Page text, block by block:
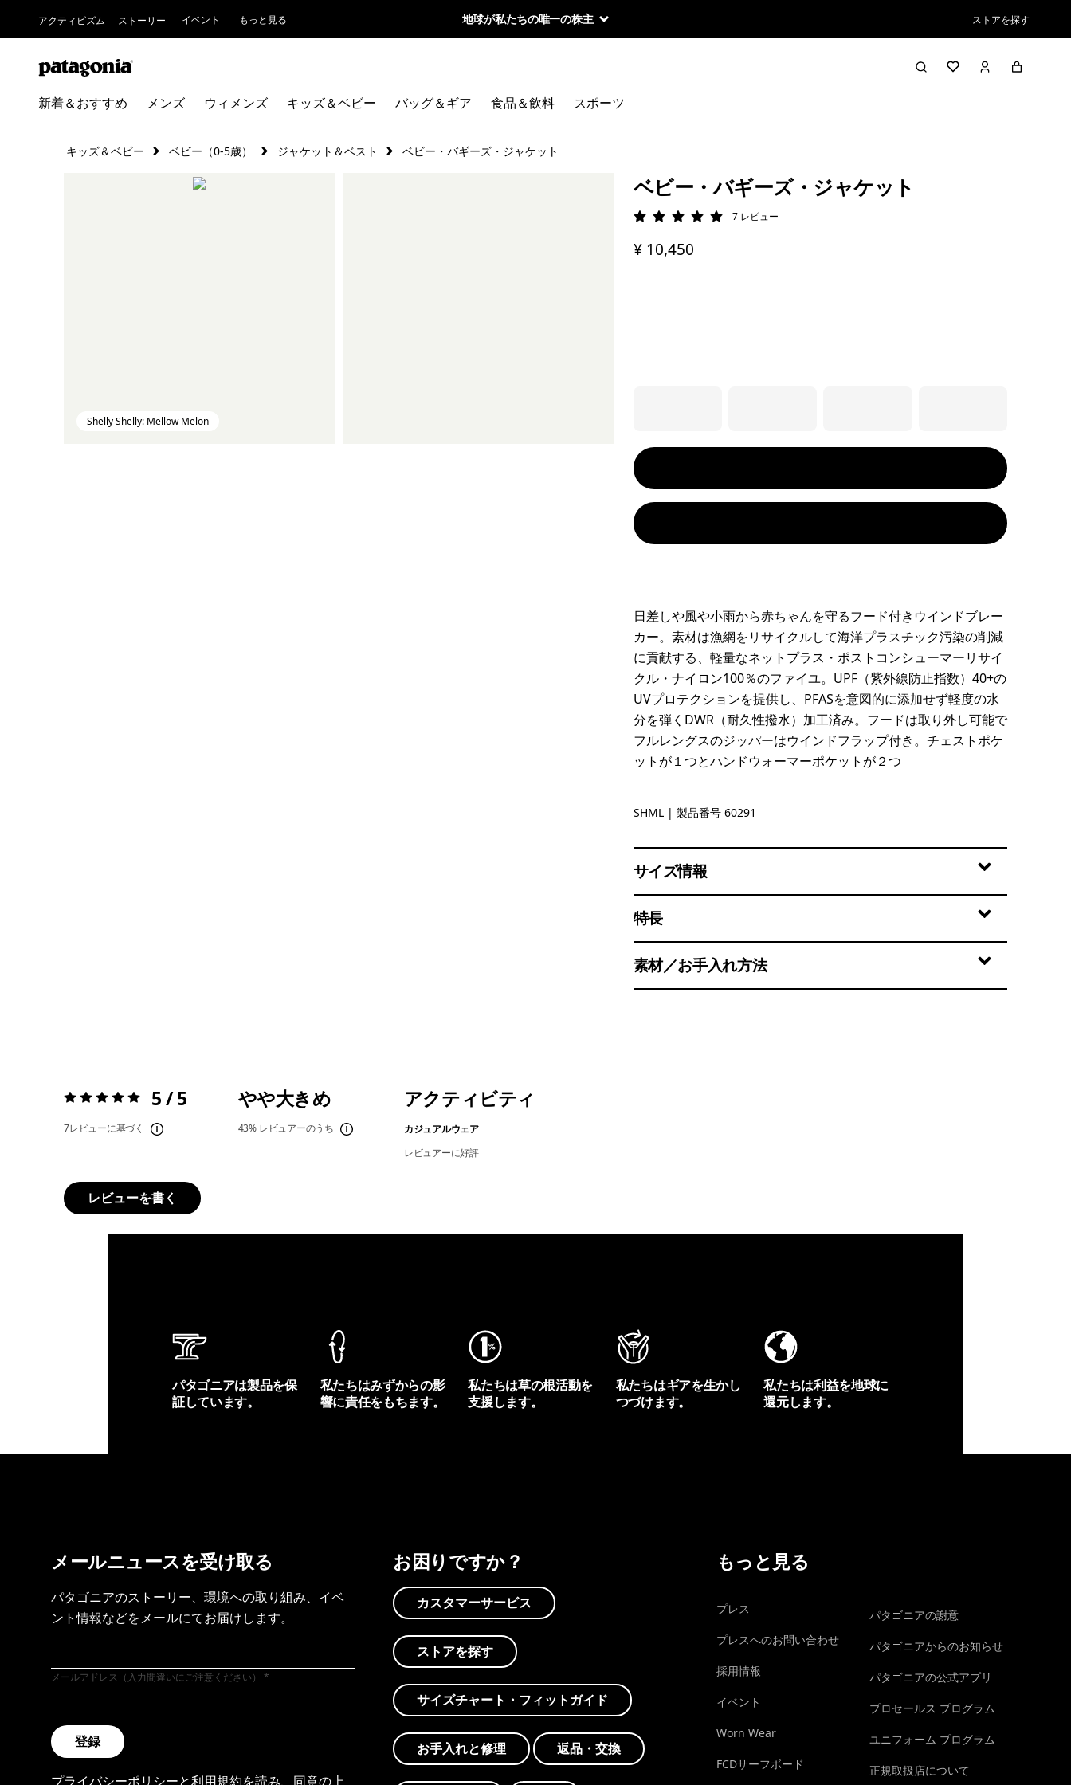
アクティビズム ストーリー イベント もっと見る 地球が私たちの唯一の株主 ストアを探す
新着＆おすすめ メンズ ウィメンズ キッズ＆ベビー バッグ＆ギア 食品＆飲料 スポーツ
キッズ＆ベビー ベビー（0-5歳） ジャケット＆ベスト ベビー・バギーズ・ジャケット
Shelly Shelly: Mellow Melon
ベビー・バギーズ・ジャケット
評価: 5 / 5 7 レビュー
¥ 10,450
日差しや風や小雨から赤ちゃんを守るフード付きウインドブレー
カー。素材は漁網をリサイクルして海洋プラスチック汚染の削減
に貢献する、軽量なネットプラス・ポストコンシューマーリサイ
クル・ナイロン100％のファイユ。UPF（紫外線防止指数）40+の
UVプロテクションを提供し、PFASを意図的に添加せず軽度の水
分を弾くDWR（耐久性撥水）加工済み。フードは取り外し可能で
フルレングスのジッパーはウインドフラップ付き。チェストポケ
ットが１つとハンドウォーマーポケットが２つ
Shelly Shelly: Mellow Melon
SHML | 製品番号 60291
サイズ情報
特長
素材／お手入れ方法
評価:5 / 5 5 / 5
7レビューに基づく
やや大きめ
43% レビュアーのうち
アクティビティ
カジュアルウェア
レビュアーに好評
レビューを書く
パタゴニアは製品を保
証しています。
私たちはみずからの影
響に責任をもちます。
私たちは草の根活動を
支援します。
私たちはギアを生かし
つづけます。
私たちは利益を地球に
還元します。
メールニュースを受け取る
パタゴニアのストーリー、環境への取り組み、イベ
ント情報などをメールにてお届けします。
メールアドレス（入力間違いにご注意ください）
登録
プライバシーポリシーと利用規約を読み、同意の上
お困りですか？
カスタマーサービス
ストアを探す
サイズチャート・フィットガイド
お手入れと修理 返品・交換
もっと見る
プレス
プレスへのお問い合わせ
採用情報
イベント
Worn Wear
FCDサーフボード
パタゴニアの謝意
パタゴニアからのお知らせ
パタゴニアの公式アプリ
プロセールス プログラム
ユニフォーム プログラム
正規取扱店について